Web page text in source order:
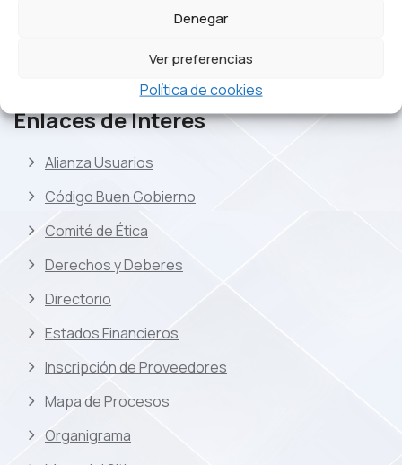
Denegar
Ver preferencias
Política de cookies
Enlaces de Interes
Alianza Usuarios
Código Buen Gobierno
Comité de Ética
Derechos y Deberes
Directorio
Estados Financieros
Inscripción de Proveedores
Mapa de Procesos
Organigrama